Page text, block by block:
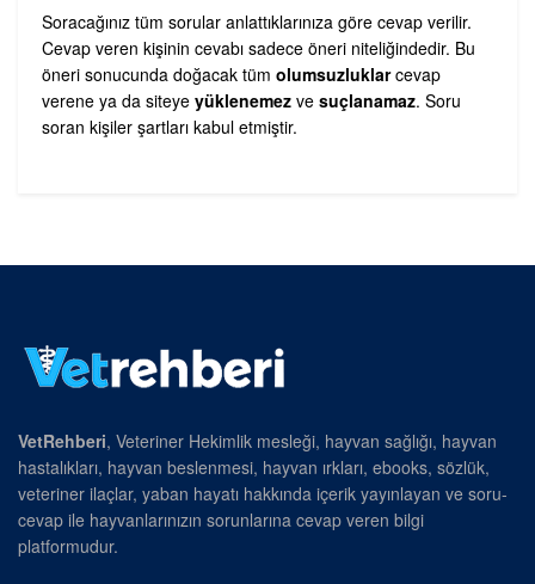
Soracağınız tüm sorular anlattıklarınıza göre cevap verilir.
Cevap veren kişinin cevabı sadece öneri niteliğindedir. Bu
öneri sonucunda doğacak tüm olumsuzluklarcevap
verene ya da siteye yüklenemez ve suçlanamaz. Soru
soran kişiler şartları kabul etmiştir.
VetRehberi, Veteriner Hekimlik mesleği, hayvan sağlığı, hayvan
hastalıkları, hayvan beslenmesi, hayvan ırkları, ebooks, sözlük,
veteriner ilaçlar, yaban hayatı hakkında içerik yayınlayan ve soru-
cevap ile hayvanlarınızın sorunlarına cevap veren bilgi
platformudur.